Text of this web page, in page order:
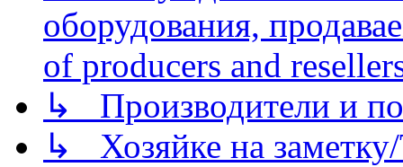
оборудования,
of producers and
↳ Производители и
↳ Хозяйке на